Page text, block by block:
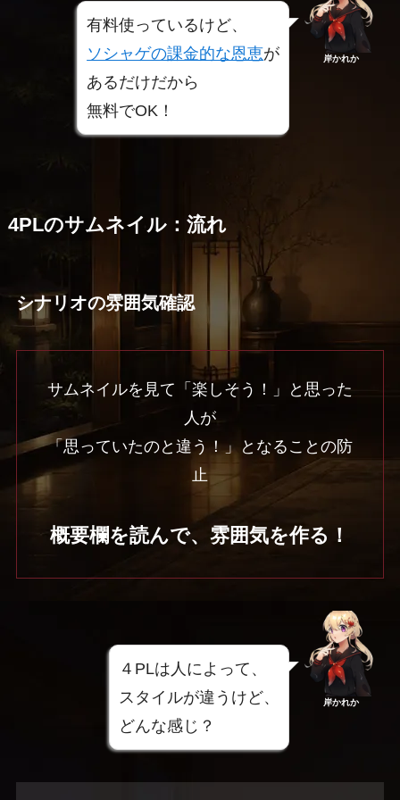
有料使っているけど、
ソシャゲの課金的な恩恵が
あるだけだから
無料でOK！
岸かれか
4PLのサムネイル：流れ
シナリオの雰囲気確認
サムネイルを見て「楽しそう！」と思った
人が
「思っていたのと違う！」となることの防
止
概要欄を読んで、雰囲気を作る！
４PLは人によって、
スタイルが違うけど、
どんな感じ？
岸かれか